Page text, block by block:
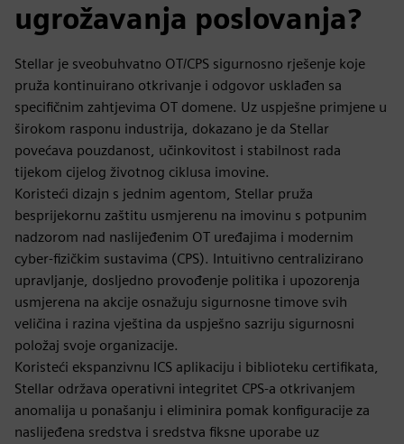
ugrožavanja poslovanja?
Stellar je sveobuhvatno OT/CPS sigurnosno rješenje koje
pruža kontinuirano otkrivanje i odgovor usklađen sa
specifičnim zahtjevima OT domene. Uz uspješne primjene u
širokom rasponu industrija, dokazano je da Stellar
povećava pouzdanost, učinkovitost i stabilnost rada
tijekom cijelog životnog ciklusa imovine.
Koristeći dizajn s jednim agentom, Stellar pruža
besprijekornu zaštitu usmjerenu na imovinu s potpunim
nadzorom nad naslijeđenim OT uređajima i modernim
cyber-fizičkim sustavima (CPS). Intuitivno centralizirano
upravljanje, dosljedno provođenje politika i upozorenja
usmjerena na akcije osnažuju sigurnosne timove svih
veličina i razina vještina da uspješno sazriju sigurnosni
položaj svoje organizacije.
Koristeći ekspanzivnu ICS aplikaciju i biblioteku certifikata,
Stellar održava operativni integritet CPS-a otkrivanjem
anomalija u ponašanju i eliminira pomak konfiguracije za
naslijeđena sredstva i sredstva fiksne uporabe uz